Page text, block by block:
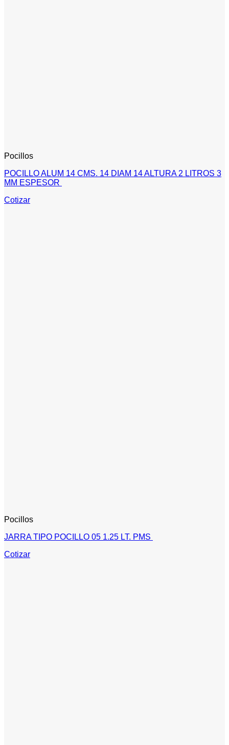
Pocillos
POCILLO ALUM 14 CMS. 14 DIAM 14 ALTURA 2 LITROS 3
MM ESPESOR
Cotizar
Pocillos
JARRA TIPO POCILLO 05 1.25 LT. PMS
Cotizar